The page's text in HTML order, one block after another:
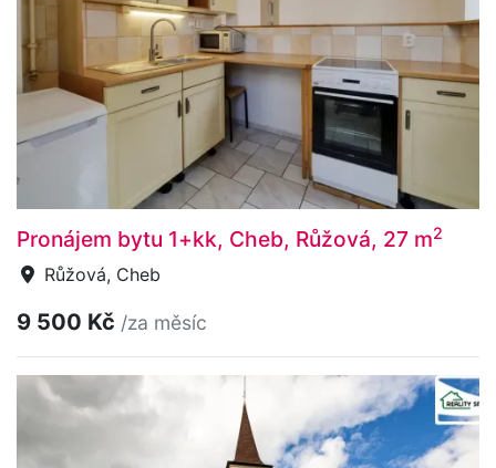
Pronájem bytu 1+kk, Cheb, Růžová, 27 m2
Růžová, Cheb
9 500 Kč /za měsíc